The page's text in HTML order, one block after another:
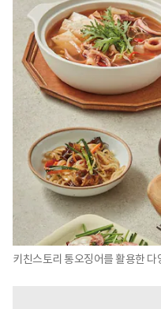
키친스토리 통오징어를 활용한